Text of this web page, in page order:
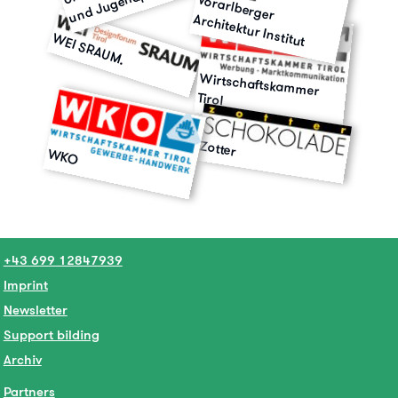
Vorarlberger
Architektur Institut
WEI SRAUM.
Wirtschaftskammer
Tirol
WKO Zotter
+43 699 12847939
Imprint
Newsletter
Support bilding
Archiv
Partners